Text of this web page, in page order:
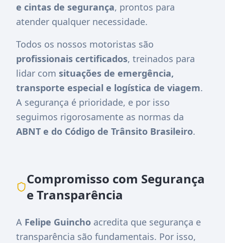
e cintas de segurança, prontos para
atender qualquer necessidade.
Todos os nossos motoristas são
profissionais certificados, treinados para
lidar com situações de emergência,
transporte especial e logística de viagem.
A segurança é prioridade, e por isso
seguimos rigorosamente as normas da
ABNT e do Código de Trânsito Brasileiro.
Compromisso com Segurança
e Transparência
A Felipe Guincho acredita que segurança e
transparência são fundamentais. Por isso,